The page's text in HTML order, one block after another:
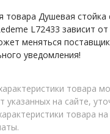
товара Душевая стойка
L72433 зависит
меняться
уведомления!
товара
указанных на сайте,
товара